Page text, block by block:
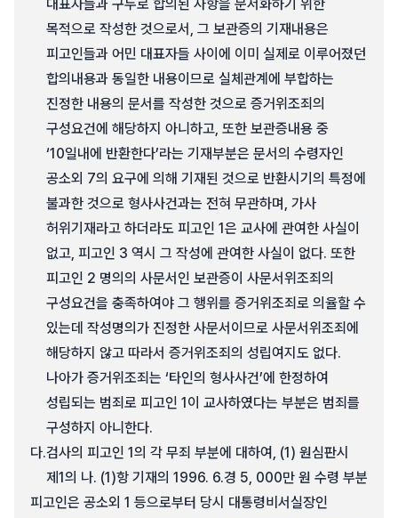
대표자들과 구두로 합의된 사항을 문서화하기 위한
목적으로 작성한 것으로서, 그 보관증의 기재내용은
피고인들과 어민 대표자들 사이에 이미 실제로 이루어졌던
합의내용과 동일한 내용이므로 실체관계에 부합하는
진정한 내용의 문서를 작성한 것으로 증거위조죄의
구성요건에 해당하지 아니하고, 또한 보관증내용 중
‘10일내에 반환한다’라는 기재부분은 문서의 수령자인
공소외 7의 요구에 의해 기재된 것으로 반환시기의 특정에
불과한 것으로 형사사건과는 전혀 무관하며, 가사
허위기재라고 하더라도 피고인 1은 교사에 관여한 사실이
없고, 피고인 3 역시 그 작성에 관여한 사실이 없다. 또한
피고인 2 명의의 사문서인 보관증이 사문서위조죄의
구성요건을 충족하여야 그 행위를 증거위조죄로 의율할 수
있는데 작성명의가 진정한 사문서이므로 사문서위조죄에
해당하지 않고 따라서 증거위조죄의 성립여지도 없다.
나아가 증거위조죄는 ‘타인의 형사사건’에 한정하여
성립되는 범죄로 피고인 1이 교사하였다는 부분은 범죄를
구성하지 아니한다.
다.검사의 피고인 1의 각 무죄 부분에 대하여, (1) 원심판시
제1의 나. (1)항 기재의 1996. 6.경 5, 000만 원 수령 부분
피고인은 공소외 1 등으로부터 당시 대통령비서실장인